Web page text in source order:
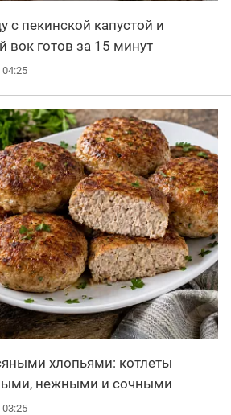
с пекинской капустой и
готов за 15 минут
04:25
хлопьями: котлеты
нежными и сочными
03:25